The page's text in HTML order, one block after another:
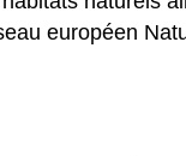
européen